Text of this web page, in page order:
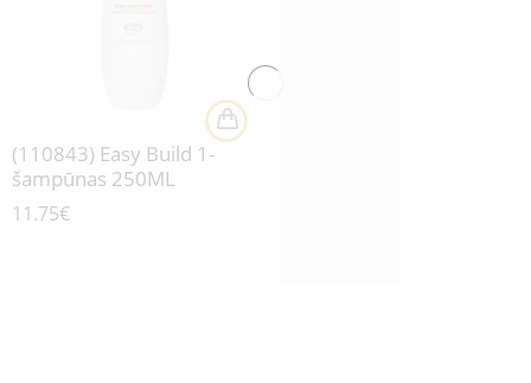
(110843) Easy Build 1-
šampūnas 250ML
11.75€